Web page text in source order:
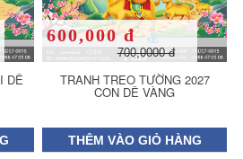
DÊ TRANH TREO TƯỜNG 2027
CON DÊ VÀNG
600,000 đ
700,0000 đ
THÊM VÀO GIỎ HÀNG